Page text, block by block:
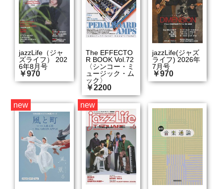
jazzLife（ジャ
ズライフ） 202
6年8月号
￥970
The EFFECTO
R BOOK Vol.72
〈シンコー・ミ
ュージック・ム
ック〉
￥2200
jazzLife(ジャズ
ライフ) 2026年
7月号
￥970
new new